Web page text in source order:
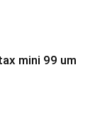
mini 99 um